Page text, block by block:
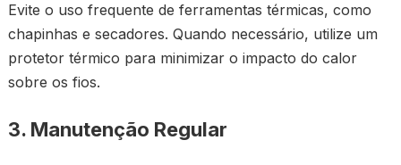
Evite o uso frequente de ferramentas térmicas, como
chapinhas e secadores. Quando necessário, utilize um
protetor térmico para minimizar o impacto do calor
sobre os fios.
3. Manutenção Regular